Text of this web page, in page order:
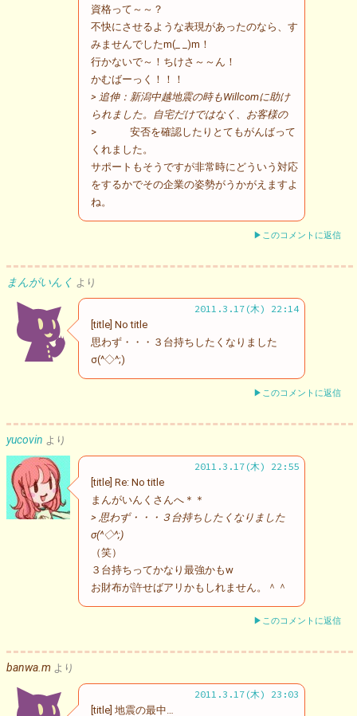
資格って～～？
不快にさせるような表現があったのなら、す
みませんでしたm(_ _)m！
行かないで～！ちけさ～～ん！
かむばーっく！！！
> 追伸：新潟中越地震の時もWillcomに助け
られました。自宅だけではなく、お客様の
> 安否を確認したりとてもがんばって
くれました。
サポートもそうですが非常時にどういう対応
をするかでその企業の姿勢がうかがえますよ
ね。
▶このコメントに返信
まんがいんく より
2011.3.17(木) 22:14
[title] No title
思わず・・・３台持ちしたくなりました
σ(^◇^;)
▶このコメントに返信
yucovin より
2011.3.17(木) 22:55
[title] Re: No title
まんがいんくさんへ＊＊
> 思わず・・・３台持ちしたくなりました
σ(^◇^;)
（笑）
３台持ちってかなり最強かもw
お財布が許せばアリかもしれません。＾＾
▶このコメントに返信
banwa.m より
2011.3.17(木) 23:03
[title] 地震の最中…